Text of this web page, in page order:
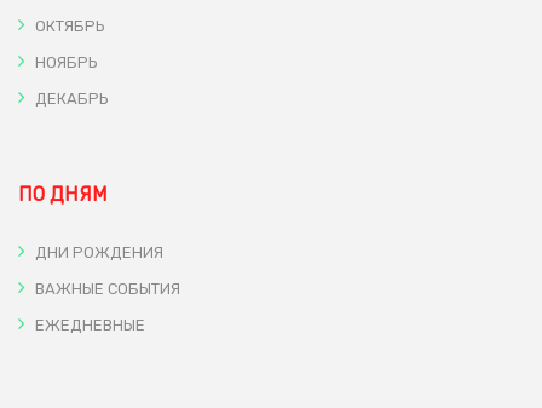
ОКТЯБРЬ
НОЯБРЬ
ДЕКАБРЬ
ПО ДНЯМ
ДНИ РОЖДЕНИЯ
ВАЖНЫЕ СОБЫТИЯ
ЕЖЕДНЕВНЫЕ